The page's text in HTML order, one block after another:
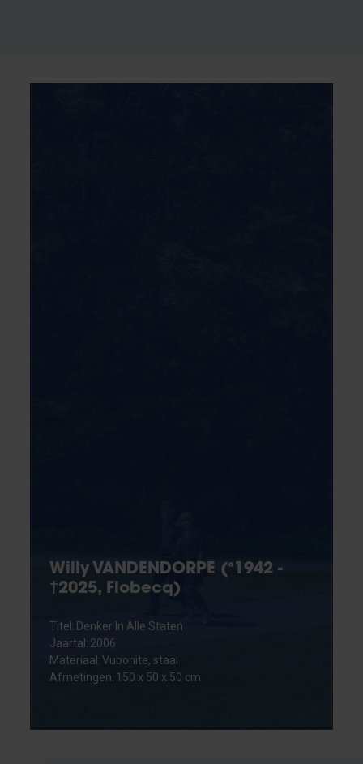
Willy VANDENDORPE (°1942 -
†2025, Flobecq)
Titel: Denker In Alle Staten
Jaartal: 2006
Materiaal: Vubonite, staal
Afmetingen: 150 x 50 x 50 cm